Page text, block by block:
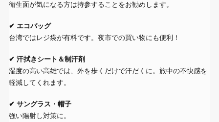
衛生面が気になる方は持参することをお勧めします。
✔ エコバッグ
台湾ではレジ袋が有料です。夜市での買い物にも便利！
✔ 汗拭きシート＆制汗剤
湿度の高い高雄では、外を歩くだけで汗だくに。旅中の不快感を
軽減してくれます。
✔ サングラス・帽子
強い陽射し対策に。